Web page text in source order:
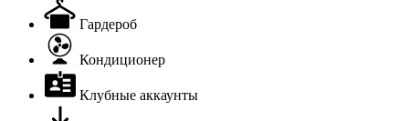
Гардероб
Кондиционер
Клубные аккаунты